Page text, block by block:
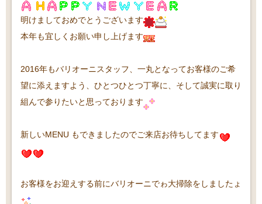
明けましておめでとうございます
本年も宜しくお願い申し上げます
2016年もバリオーニスタッフ、一丸となってお客様のご希
望に添えますよう、ひとつひとつ丁寧に、そして誠実に取り
組んで参りたいと思っております
新しいMENU もできましたのでご来店お待ちしてます
お客様をお迎えする前にバリオーニでゎ大掃除をしましたょ